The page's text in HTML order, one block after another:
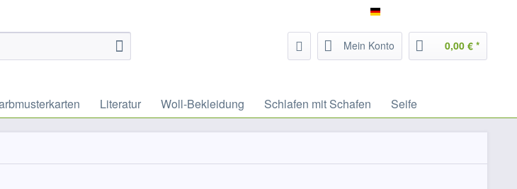
Mein Konto 0,00 € *
Literatur Woll-Bekleidung Schlafen mit Schafen Seife